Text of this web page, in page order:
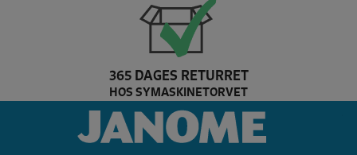
365 DAGES RETURRET
HOS SYMASKINETORVET
husqvarna Brand slider